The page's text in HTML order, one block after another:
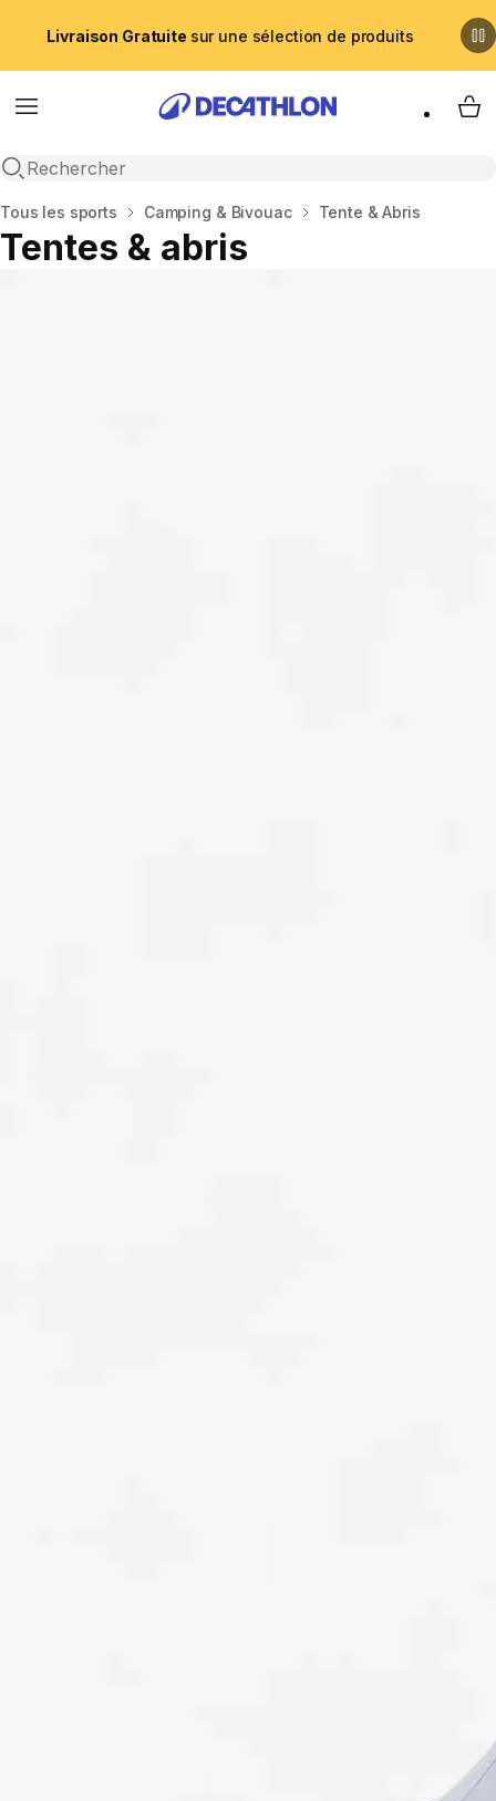
Livraison Gratuite sur une sélection de produits
Menu
Recherche ouverte
My
Accueil
Tous les sports Camping & Bivouac Tente & Abris
Tentes & abris